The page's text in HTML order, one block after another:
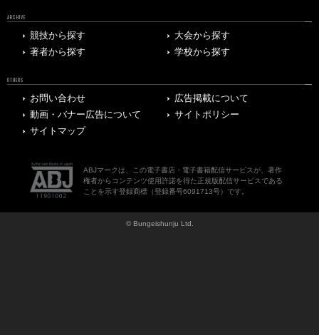
ARCHIVE
競技から探す
大会から探す
著者から探す
学校から探す
OTHERS
お問い合わせ
広告掲載について
動画・バナー広告について
サイトポリシー
サイトマップ
ABJマークは、この電子書店・電子書籍配信サービスが、著作
権者からコンテンツ使用許諾を得た正規版配信サービスである
ことを示す登録商標（登録番号6091713号）です。
© Bungeishunju Ltd.